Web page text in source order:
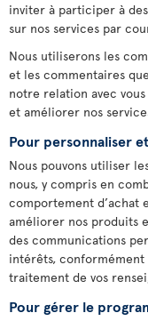
inviter à participer à
sur nos services par
Nous utiliserons les
et les commentaires
notre relation avec
et améliorer nos
Pour personnaliser
Nous pouvons utiliser
nous, y compris en
comportement d’achat
améliorer nos produits
des communications
intérêts,
traitement de vos
Pour gérer le